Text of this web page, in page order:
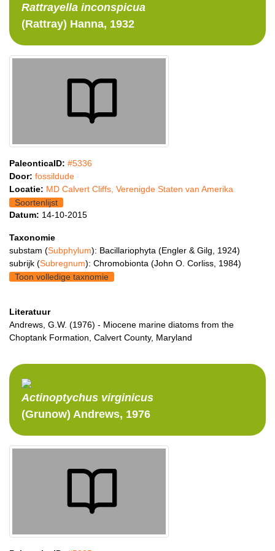
Rattrayella inconspicua
(Rattray) Hanna, 1932
PaleonticaID: #5336
Door: fossildude
Locatie: MD Calvert Cliffs, Verenigde Staten van Amerika
Soortenlijst
Datum: 14-10-2015
Taxonomie
substam (Subphylum): Bacillariophyta (Engler & Gilg, 1924)
subrijk (Subregnum): Chromobionta (John O. Corliss, 1984)
Toon volledige taxnomie
Literatuur
Andrews, G.W. (1976) - Miocene marine diatoms from the
Choptank Formation, Calvert County, Maryland
Actinoptychus virginicus
(Grunow) Andrews, 1976